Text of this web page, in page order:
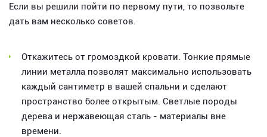
Если вы решили пойти по первому пути, то позвольте
дать вам несколько советов.
Откажитесь от громоздкой кровати. Тонкие прямые
линии металла позволят максимально использовать
каждый сантиметр в вашей спальни и сделают
пространство более открытым. Светлые породы
дерева и нержавеющая сталь - материалы вне
времени.